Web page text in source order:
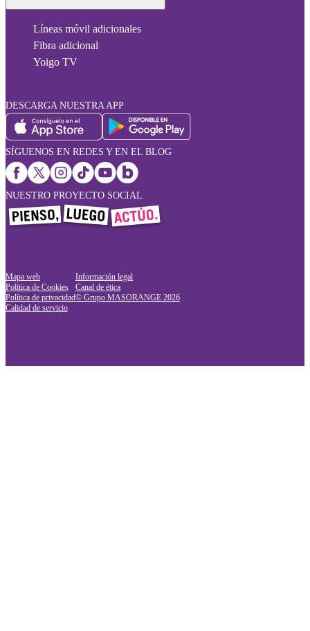
Líneas móvil adicionales
Fibra adicional
Yoigo TV
DESCARGA NUESTRA APP
SÍGUENOS EN REDES Y EN EL BLOG
NUESTRO PROYECTO SOCIAL
Mapa web
Política de Cookies
Política de privacidad
Calidad de servicio
Información legal
Canal de ética
© Grupo MASORANGE 2026